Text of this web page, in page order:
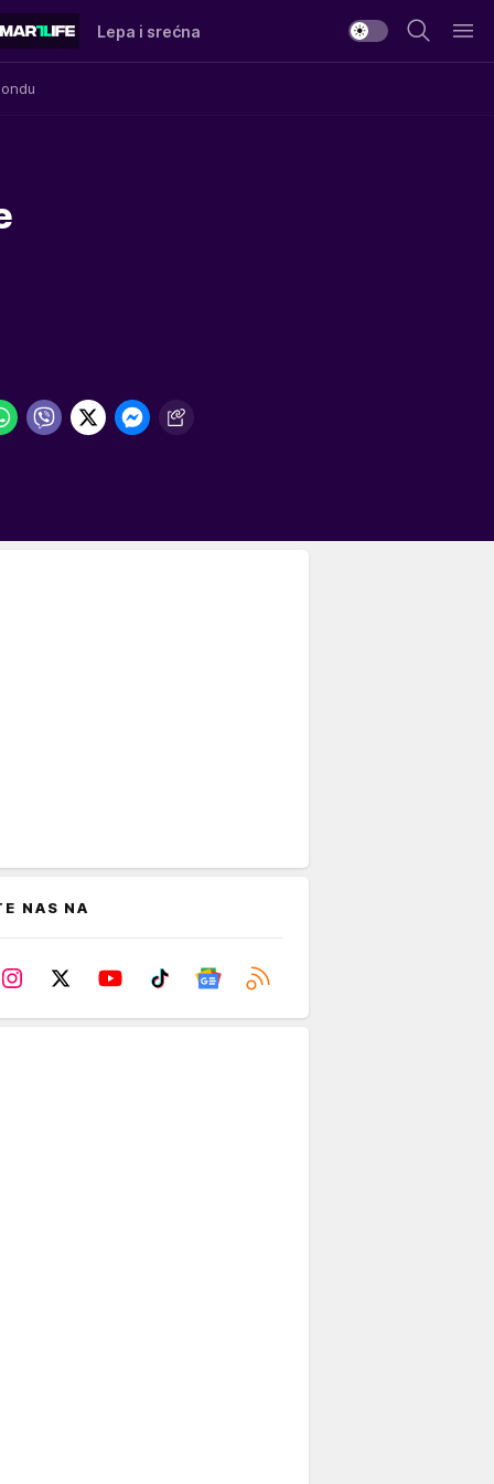
Lepa i srećna
NAS NA